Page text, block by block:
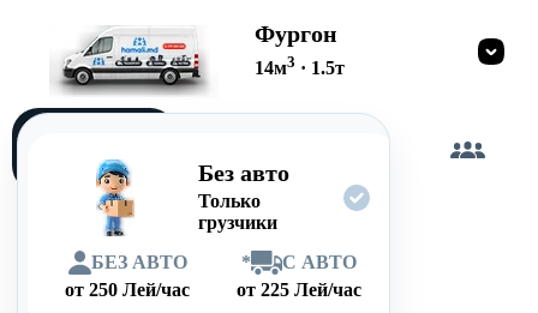
Фургон
14м3 · 1.5т
Без авто
Только
грузчики
БЕЗ АВТО
от250 Лей/час
*
С АВТО
от 225 Лей/час